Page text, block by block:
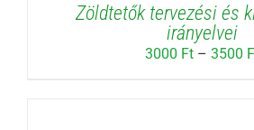
Zöldtetők tervezési és
irányelvei
3000 Ft – 3500